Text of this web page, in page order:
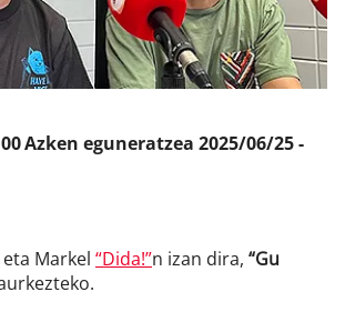
Azken eguneratzea 2025/06/25 -
Markel “Dida!”n izan dira, “Gu